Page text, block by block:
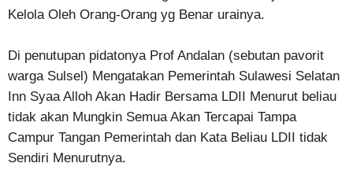
Kelola Oleh Orang-Orang yg Benar urainya.
Di penutupan pidatonya Prof Andalan (sebutan pavorit
warga Sulsel) Mengatakan Pemerintah Sulawesi Selatan
Inn Syaa Alloh Akan Hadir Bersama LDII Menurut beliau
tidak akan Mungkin Semua Akan Tercapai Tampa
Campur Tangan Pemerintah dan Kata Beliau LDII tidak
Sendiri Menurutnya.